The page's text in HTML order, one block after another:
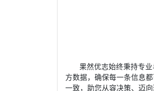
果然优志始终秉持专
方数据，确保每一条信息
一致，助您从容决策、迈向